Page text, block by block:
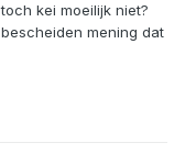
kei moeilijk niet?
mening dat